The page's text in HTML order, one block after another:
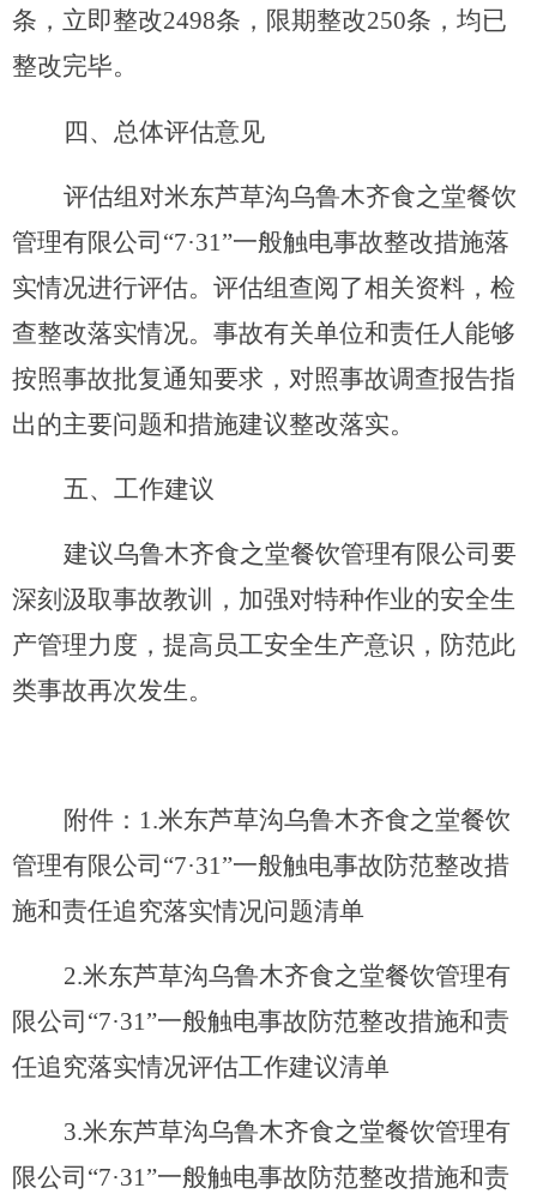
条，立即整改2498条，限期整改250条，均已
整改完毕。
四、 总体评估意见
评估组对米东芦草沟乌鲁木齐食之堂餐饮
管理有限公司 “7·31”一般触电事故整改措施落
实情况进行评估。评估组查阅了相关资料，检
查整改落实情况。 事故有关单位和责任人能够
按照事故批复通知要求，对照事故调查报告指
出的主要问题和措施建议整改落实。
五、工作建议
建议乌鲁木齐食之堂餐饮管理有限公司 要
深刻汲取事故教训，加强对特种作业的安全生
产管理力度，提高员工安全生产意识，防范此
类事故再次发生。
附件： 1.米东芦草沟乌鲁木齐食之堂餐饮
管理有限公司“7·31”一般触电事故防范整改措
施和责任追究落实情况问题清单
2.米东芦草沟乌鲁木齐食之堂餐饮管理有
限公司“7·31”一般触电事故防范整改措施和责
任追究落实情况评估工作建议清单
3.米东芦草沟乌鲁木齐食之堂餐饮管理有
限公司“7·31”一般触电事故防范整改措施和责